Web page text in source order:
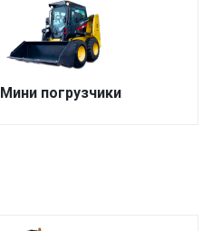
Мини погрузчики